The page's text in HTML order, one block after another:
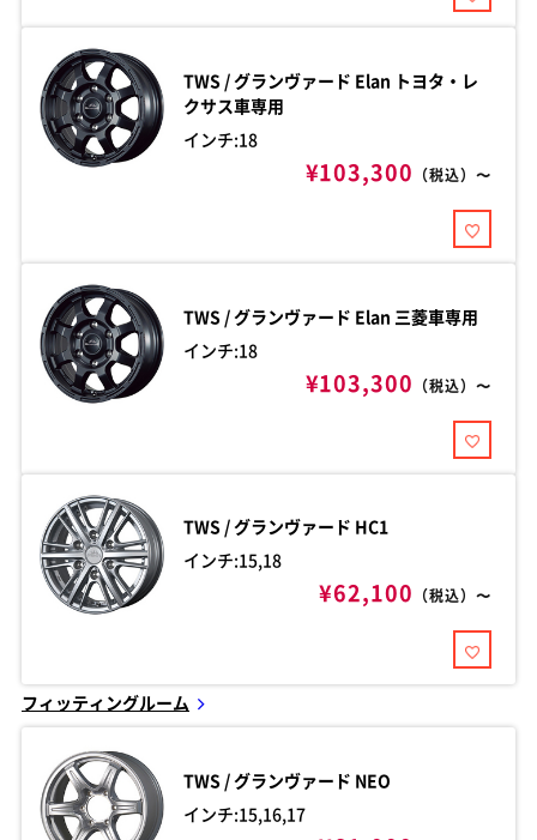
TWS / グランヴァード Elan トヨタ・レ
クサス車専用
インチ:18
¥103,300 （税込）〜
TWS / グランヴァード Elan 三菱車専用
インチ:18
¥103,300 （税込）〜
TWS / グランヴァード HC1
インチ:15,18
¥62,100 （税込）〜
フィッティングルーム
TWS / グランヴァード NEO
インチ:15,16,17